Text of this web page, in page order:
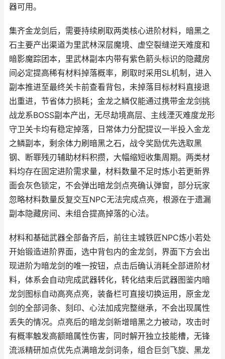
器可用。
集齐金龙剑后，需要持续刷取两类核心进阶材料，暗黑之
石主要产出渠道为里武林深层魔境、虚空裂缝逆天难度和
暗影魔踪团本，里武林副本内带有紫色箭头标识的隐藏房
间必定提高稀有材料掉落概率，刷取时采用SL机制，进入
副本推进至最终关卡前查看背包，未掉落目标材料直接退
出重进，节省体力损耗；金龙之鳞仅能通过携带金龙剑挑
战龙系BOSS副本产出，无尽劫境高层、主线湮灭难度龙形
守卫关卡均有稳定掉落，日常体力分配提议一半投入金龙
之鳞副本，剩余体力刷暗黑之石，战令奖励优先选取黑
钢、断罪残刃辅助材料积攒，大幅缩短收集周期。两类材
料均存在固定进阶需求量，材料数量不足时炼小若更新界
面会灰色锁定，不会弹出暗龙剑点亮确认弹窗，部分玩家
忽略材料数量反复交互NPC无法完成点亮，根源在于遗漏
副本隐藏房间、未组合提高掉落的心法。
材料和基础武器全部备齐后，前往主城铁匠NPC炼小若处
开始锻造进阶界面，选中背包内的金龙剑，界面下方会出
现进阶为暗龙剑的唯一按钮，点击后确认消耗全部进阶材
料，体系会自动完成武器转化，转化结束后武器图鉴内暗
龙剑图标自动高亮点亮，装备栏可直接切换运用，原金龙
剑的全部词条、刻印、心法加成完整继承，不会出现属性
丢失的情况。点亮后的暗龙剑新增暗黑之力被动，攻击时
有概率触发高额暗属性伤害，同时解开独立技能槽，无锋
流派精研加点优先点满暗龙剑词条，组合巨剑飞旋、黑龙